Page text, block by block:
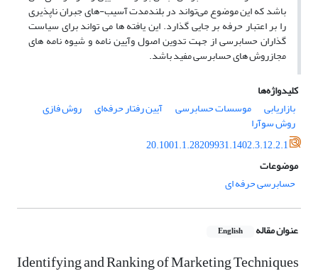
باشد که این موضوع می‌تواند در بلندمدت آسیب-های جبران ناپذیری
را بر اعتبار حرفه بر جایی گذارد. این یافته ها می تواند برای سیاست
گذاران حسابرسی از جهت تدوین اصول وآیین نامه و شیوه نامه های
مجازروش های حسابرسی مفید باشد.
کلیدواژه‌ها
بازاریابی
موسسات حسابرسی آیین رفتار حرفه‌ای روش فازی
روش سوآرا
20.1001.1.28209931.1402.3.12.2.1
موضوعات
حسابرسی حرفه ای
عنوان مقاله English
Identifying and Ranking of Marketing Techniques